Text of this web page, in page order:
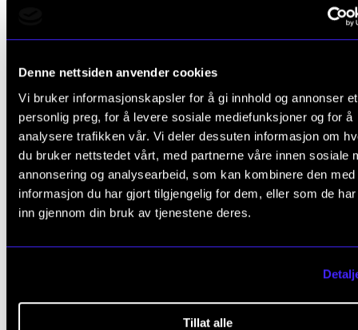
Denne nettsiden anvender cookies
Vi bruker informasjonskapsler for å gi innhold og annonser et
personlig preg, for å levere sosiale mediefunksjoner og for å
analysere trafikken vår. Vi deler dessuten informasjon om
du bruker nettstedet vårt, med partnerne våre innen sosiale
annonsering og analysearbeid, som kan kombinere den med
informasjon du har gjort tilgjengelig for dem, eller som de
inn gjennom din bruk av tjenestene deres.
Tillat alle
Emma Lind, bransjeleiar for kreativ næring i Virke, tidlegare Statssekretær i